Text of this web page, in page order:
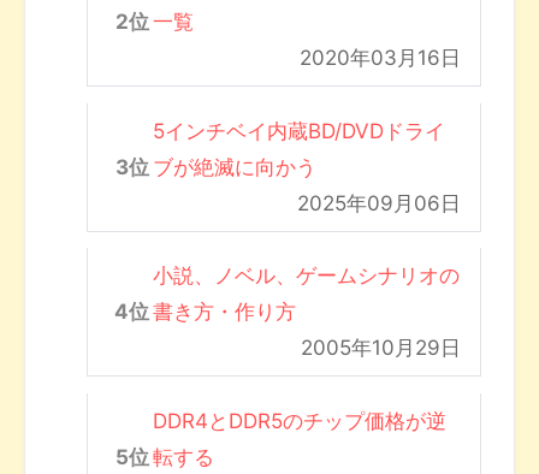
一覧
2020年03月16日
5インチベイ内蔵BD/DVDドライ
ブが絶滅に向かう
2025年09月06日
小説、ノベル、ゲームシナリオの
書き方・作り方
2005年10月29日
DDR4とDDR5のチップ価格が逆
転する